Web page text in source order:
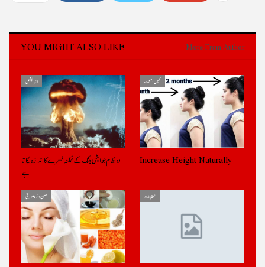
YOU MIGHT ALSO LIKE More From Author
انٹرنیشنل
وہ نظام جو ایٹمی جنگ کے ممکنہ خطرے کا اندازہ لگاتا
ہے
کھیل و صحت
Increase Height Naturally
حسن و خوبصورتی تحقیقات